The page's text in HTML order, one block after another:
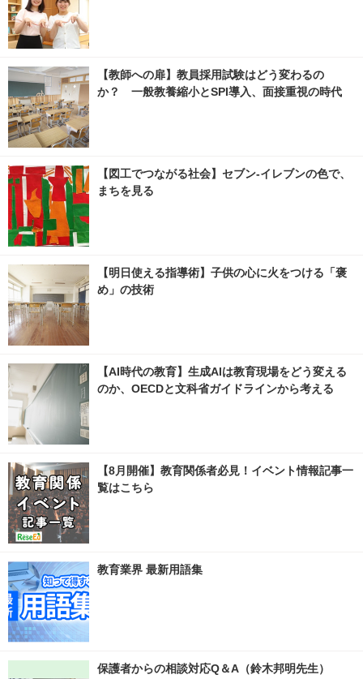
【教師への扉】教員採用試験はどう変わるの
か？ 一般教養縮小とSPI導入、面接重視の時代
【図工でつながる社会】セブン‐イレブンの色で、
まちを見る
【明日使える指導術】子供の心に火をつける「褒
め」の技術
【AI時代の教育】生成AIは教育現場をどう変える
のか、OECDと文科省ガイドラインから考える
【8月開催】教育関係者必見！イベント情報記事一
覧はこちら
教育業界 最新用語集
保護者からの相談対応Q＆A（鈴木邦明先生）